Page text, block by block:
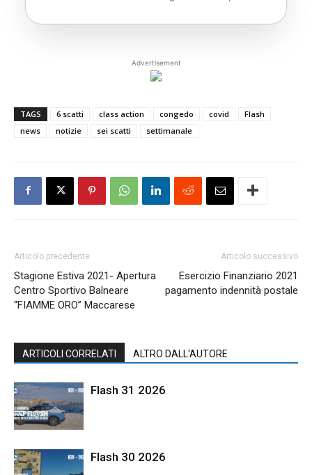
Advertisement
TAGS 6 scatti class action congedo covid
Flash
news
notizie sei scatti settimanale
Articolo precedente
Stagione Estiva 2021- Apertura
Centro Sportivo Balneare
“FIAMME ORO” Maccarese
Articolo successivo
Esercizio Finanziario 2021
pagamento indennità postale
ARTICOLI CORRELATI ALTRO DALL'AUTORE
Flash 31 2026
Flash 30 2026